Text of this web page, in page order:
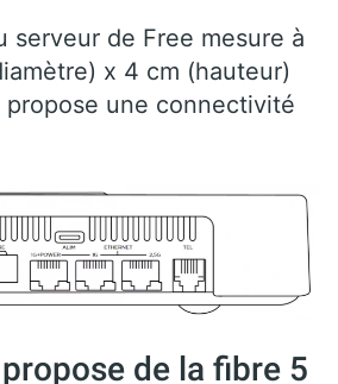
serveur de Free mesure à
x 4 cm (hauteur)
une connectivité
de la fibre 5